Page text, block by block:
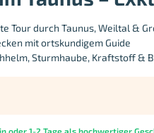
Tour durch Taunus, Weiltal &
mit ortskundigem Guide
Sturmhaube, Kraftstoff &